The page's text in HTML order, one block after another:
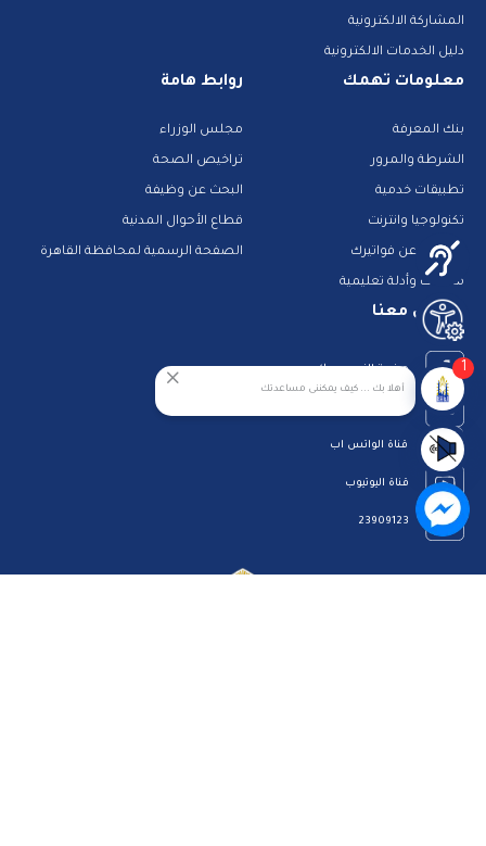
المشاركة الالكترونية
دليل الخدمات الالكترونية
معلومات تهمك
بنك المعرفة
الشرطة والمرور
تطبيقات خدمية
تكنولوجيا وانترنت
استعلم عن فواتيرك
منصات وأدلة تعليمية
روابط هامة
مجلس الوزراء
تراخيص الصحة
البحث عن وظيفة
قطاع الأحوال المدنية
الصفحة الرسمية لمحافظة القاهرة
تواصل معنا
صفحة الفيس بوك
قناة الواتس اب
قناة اليوتيوب
23909123
أهلا بك ... كيف يمكننى مساعدتك
1